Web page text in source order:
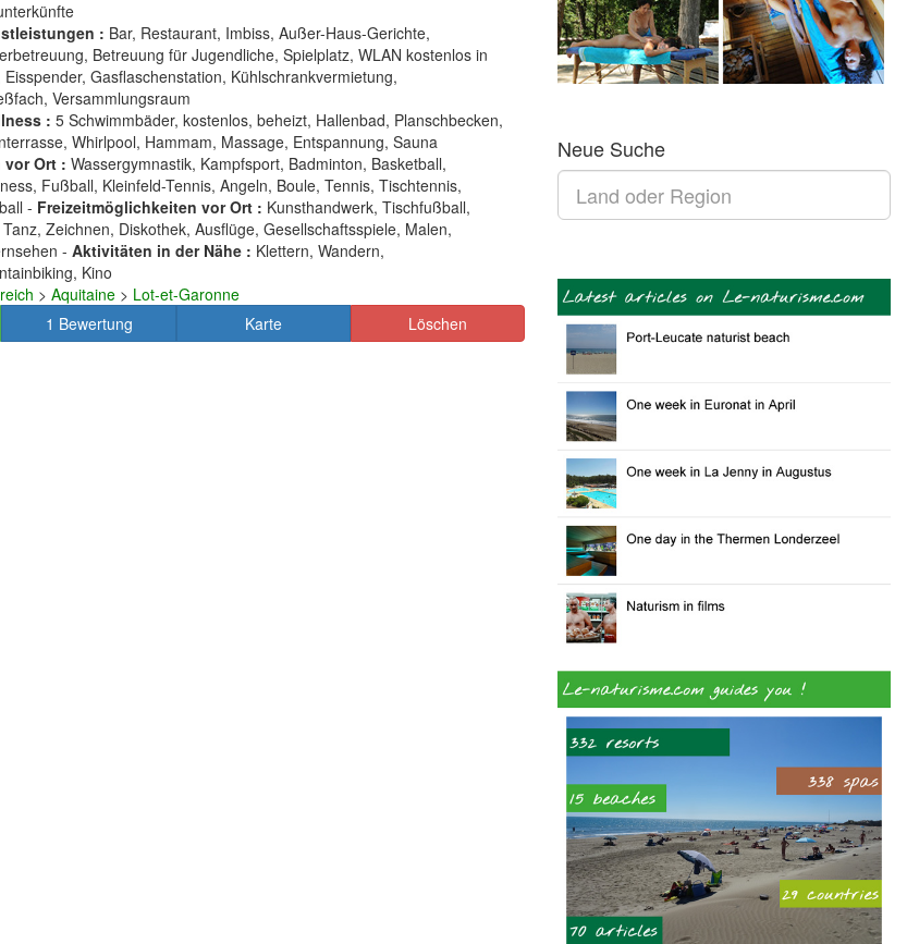
: Bar, Restaurant, Imbiss, Außer-Haus-Gerichte,
Betreuung für Jugendliche, Spielplatz, WLAN kostenlos in
Gasflaschenstation, Kühlschrankvermietung,
Versammlungsraum
: 5 Schwimmbäder, kostenlos, beheizt, Hallenbad, Planschbecken,
Whirlpool, Hammam, Massage, Entspannung, Sauna
Ort : Wassergymnastik, Kampfsport, Badminton, Basketball,
Fußball, Kleinfeld-Tennis, Angeln, Boule, Tennis, Tischtennis,
- Freizeitmöglichkeiten vor Ort : Kunsthandwerk, Tischfußball,
Zeichnen, Diskothek, Ausflüge, Gesellschaftsspiele, Malen,
- Aktivitäten in der Nähe : Klettern, Wandern,
Kino
> Aquitaine > Lot-et-Garonne
1 Bewertung Karte Löschen
Neue Suche